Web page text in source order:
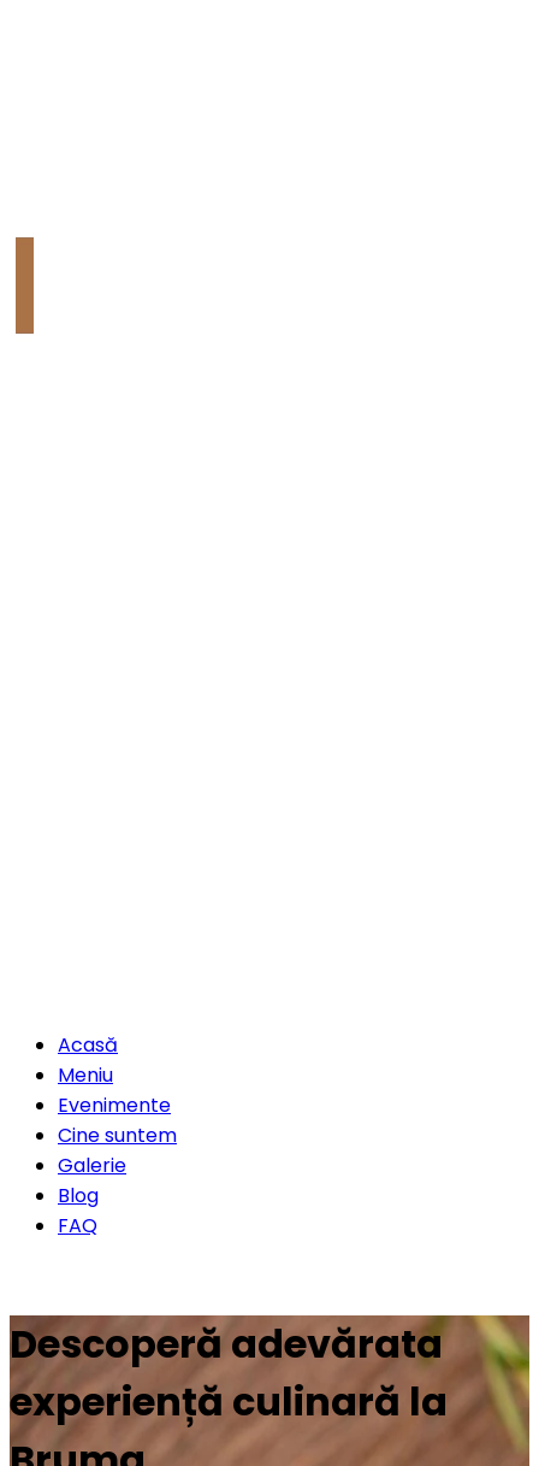
Acasă
Meniu
Evenimente
Cine suntem
Galerie
Blog
FAQ
Descoperă adevărata
experiență culinară la